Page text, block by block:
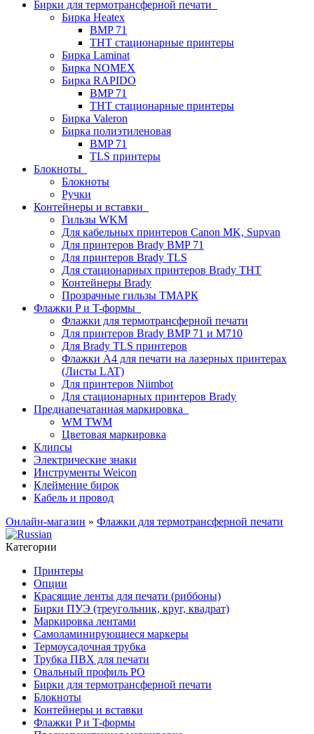
Бирки для термотрансферной печати
Бирка Heatex
BMP 71
THT стационарные принтеры
Бирка Laminat
Бирка NOMEX
Бирка RAPIDO
BMP 71
THT стационарные принтеры
Бирка Valeron
Бирка полиэтиленовая
BMP 71
TLS принтеры
Блокноты
Блокноты
Ручки
Контейнеры и вставки
Гильзы WKM
Для кабельных принтеров Canon MK, Supvan
Для принтеров Brady BMP 71
Для принтеров Brady TLS
Для стационарных принтеров Brady THT
Контейнеры Brady
Прозрачные гильзы ТМАРК
Флажки P и T-формы
Флажки для термотрансферной печати
Для принтеров Brady BMP 71 и M710
Для Brady TLS принтеров
Флажки A4 для печати на лазерных принтерах
(Листы LAT)
Для принтеров Niimbot
Для стационарных принтеров Brady
Преднапечатанная маркировка
WM TWM
Цветовая маркировка
Клипсы
Электрические знаки
Инструменты Weicon
Клеймение бирок
Кабель и провод
Онлайн-магазин » Флажки для термотрансферной печати
Категории
Принтеры
Опции
Красящие ленты для печати (риббоны)
Бирки ПУЭ (треугольник, круг, квадрат)
Маркировка лентами
Самоламинирующиеся маркеры
Термоусадочная трубка
Трубка ПВХ для печати
Овальный профиль PO
Бирки для термотрансферной печати
Блокноты
Контейнеры и вставки
Флажки P и T-формы